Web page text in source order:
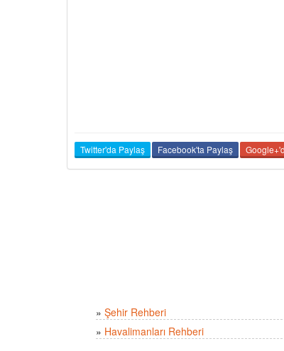
Twitter'da Paylaş Facebook'ta Paylaş
» Şehir Rehberi
» Havalimanları Rehberi